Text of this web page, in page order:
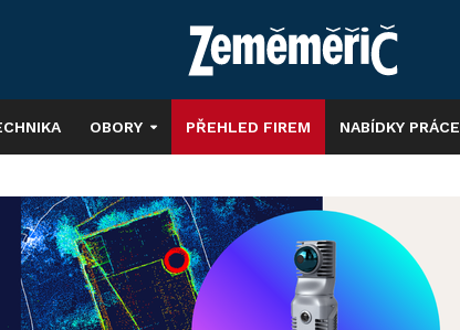
OBORY PŘEHLED FIREM NABÍDKY PRÁCE